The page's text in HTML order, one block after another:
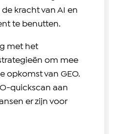
kracht van AI en
te benutten.
met het
om mee
opkomst van GEO.
quickscan aan
er zijn voor